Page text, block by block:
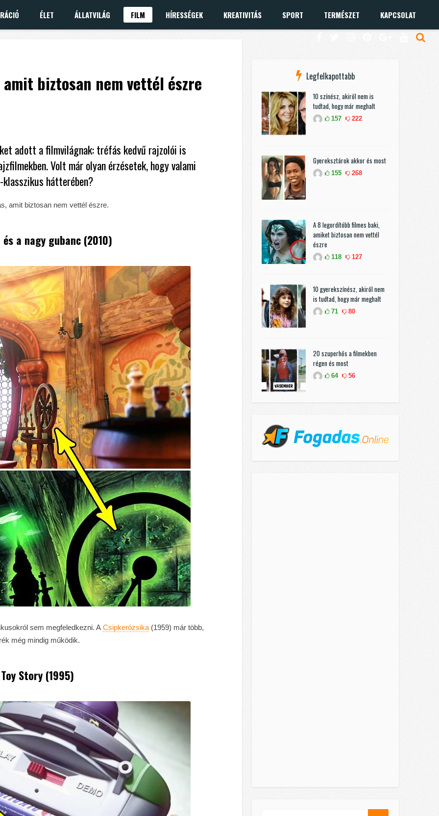
ÉLET ÁLLATVILÁG FILM HÍRESSÉGEK KREATIVITÁS SPORT TERMÉSZET KAPCSOLAT
biztosan nem vettél észre
adott a filmvilágnak: tréfás kedvű rajzolói is
Volt már olyan érzésetek, hogy valami
hátterében?
amit biztosan nem vettél észre.
a nagy gubanc (2010)
sem megfeledkezni. A Csipkerózsika (1959) már több,
még mindig működik.
Story (1995)
Legfelkapottabb
10 színész, akiről nem is
tudtad, hogy már meghalt
157 222
Gyereksztárok akkor és most
155 268
A 8 legordítóbb filmes baki,
amiket biztosan nem vettél
észre
118 127
10 gyerekszínész, akiről nem
is tudtad, hogy már meghalt
71 80
20 szuperhős a filmekben
régen és most
64 56